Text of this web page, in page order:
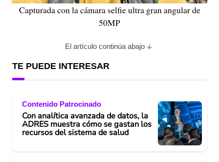
Capturada con la cámara selfie ultra gran angular de
50MP
El artículo continúa abajo
TE PUEDE INTERESAR
Contenido Patrocinado
Con analítica avanzada de datos, la
ADRES muestra cómo se gastan los
recursos del sistema de salud